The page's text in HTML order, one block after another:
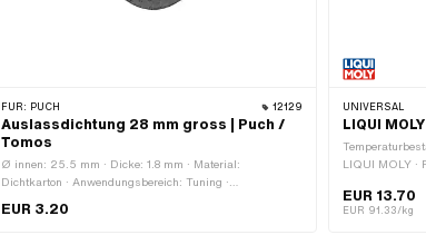
FÜR: PUCH 12129
Auslassdichtung 28 mm gross | Puch /
Tomos
Ø innen: 25.5 mm · Dicke: 1.8 mm · Material:
Dichtkarton · Anwendungsbereich: Tuning ·
mm · Ø aussen: 39.7 mm · Lochabstand Auslass: 42.5
EUR 3.20
UNIVERSAL
LIQUI
LIQUI MOLY ·
EUR 13.70
EUR 91.33/kg